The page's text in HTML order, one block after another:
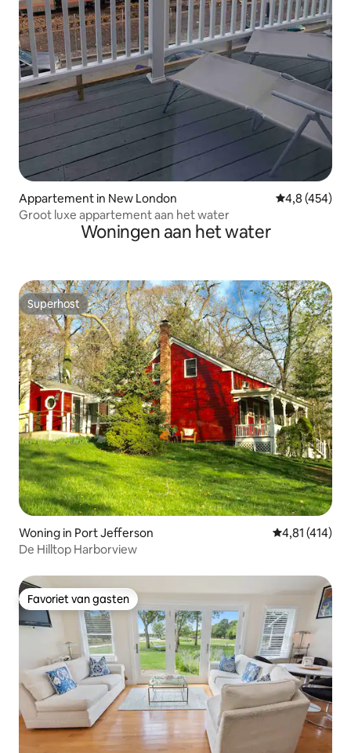
Appartement in New London Gemiddelde
4,8 (454)
Groot luxe appartement aan het water
Woningen aan het water
Superhost
Superhost
Woning in Port Jefferson Gemiddelde
4,81 (414)
De Hilltop Harborview
Favoriet van gasten
Favoriet van gasten